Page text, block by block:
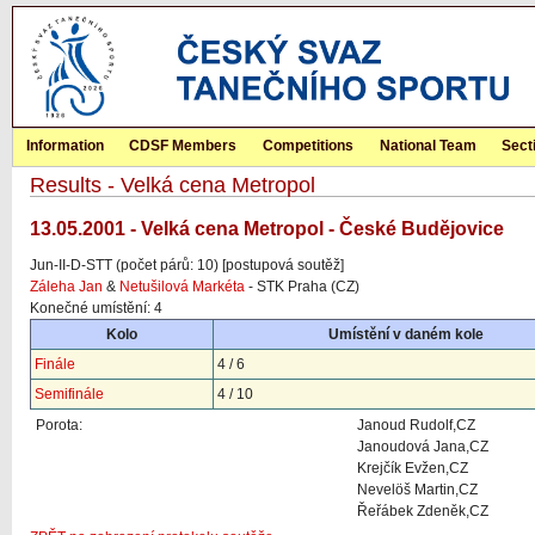
Information CDSF Members Competitions National Team
Results - Velká cena Metropol
13.05.2001 - Velká cena Metropol - České Budějovice
Jun-II-D-STT (počet párů: 10) [postupová soutěž]
Záleha Jan & Netušilová Markéta - STK Praha (CZ)
Konečné umístění: 4
Kolo
Umístění v daném kole
Finále
4 / 6
Semifinále
4 / 10
Porota:
Janoud Rudolf,CZ
Janoudová Jana,CZ
Krejčík Evžen,CZ
Nevelöš Martin,CZ
Řeřábek Zdeněk,CZ